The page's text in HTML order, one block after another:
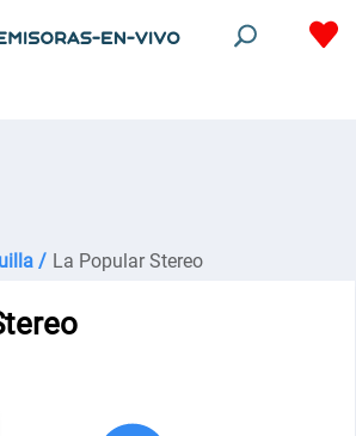
/ La Popular Stereo